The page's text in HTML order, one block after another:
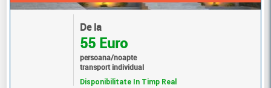
De la
55 Euro
persoana/noapte
transport individual
Disponibilitate In Timp Real